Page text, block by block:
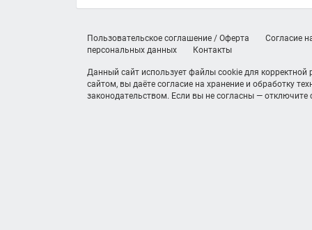
Пользовательское соглашение / Оферта
Согласие
персональных данных
Контакты
Данный сайт использует файлы cookie для
сайтом, вы даёте согласие на хранение и обработку
законодательством. Если вы не согласны — отключите